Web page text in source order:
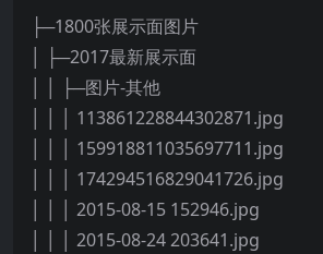
├─1800张展示面图片
│ ├─2017最新展示面
│ │ ├─图片-其他
│ │ │ 113861228844302871.jpg
│ │ │ 159918811035697711.jpg
│ │ │ 174294516829041726.jpg
│ │ │ 2015-08-15 152946.jpg
│ │ │ 2015-08-24 203641.jpg